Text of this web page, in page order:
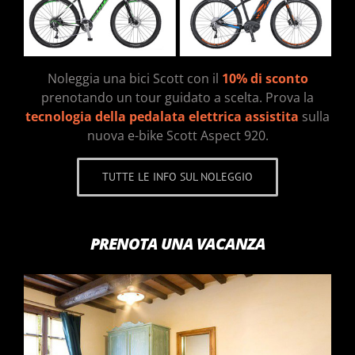
Noleggia una bici Scott con il 10% di sconto
prenotando un tour guidato a scelta. Prova la
tecnologia della pedalata elettrica assistita sulla
nuova e-bike Scott Aspect 920.
TUTTE LE INFO SUL NOLEGGIO
PRENOTA UNA VACANZA